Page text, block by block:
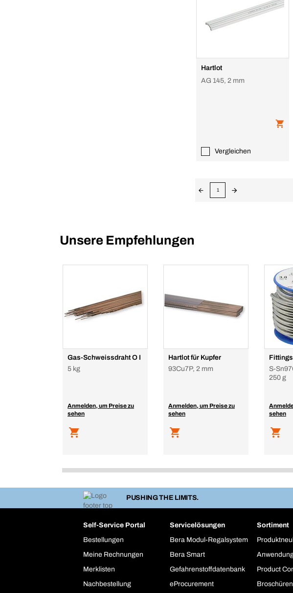
Hartlot
AG 145, 2 mm
Vergleichen
1
Unsere Empfehlungen
Gas-Schweissdraht O I
5 kg
Anmelden, um Preise zu
sehen
Hartlot für Kupfer
93Cu7P, 2 mm
Anmelden, um Preise zu
sehen
S-
250 g
sehen
PUSHING THE LIMITS.
Self-Service Portal
Bestellungen
Meine Rechnungen
Merklisten
Nachbestellung
Servicelösungen
Bera Modul-Regalsystem
Bera Smart
Gefahrenstoffdatenbank
eProcurement
Sortiment
Product